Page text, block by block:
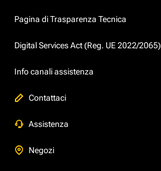
Pagina di Trasparenza Tecnica
Digital Services Act (Reg. UE 2022/2065)
Info canali assistenza
Contattaci
Assistenza
Negozi